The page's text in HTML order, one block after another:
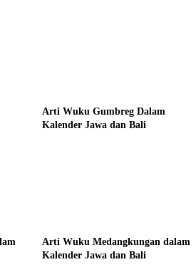
Arti Wuku Gumbreg Dalam
Kalender Jawa dan Bali
Arti Wuku Medangkungan dalam
Kalender Jawa dan Bali